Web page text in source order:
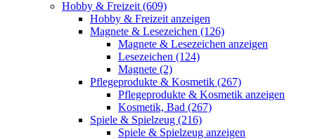
Hobby & Freizeit (609)
Hobby & Freizeit anzeigen
Magnete & Lesezeichen (126)
Magnete & Lesezeichen anzeigen
Lesezeichen (124)
Magnete (2)
Pflegeprodukte & Kosmetik (267)
Pflegeprodukte & Kosmetik anzeigen
Kosmetik, Bad (267)
Spiele & Spielzeug (216)
Spiele & Spielzeug anzeigen